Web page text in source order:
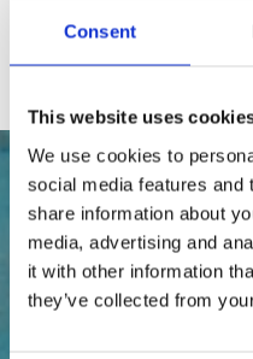
Consent
This website uses
We use cookies to
social media features and
share information about
media, advertising and
it with other information
they’ve collected from